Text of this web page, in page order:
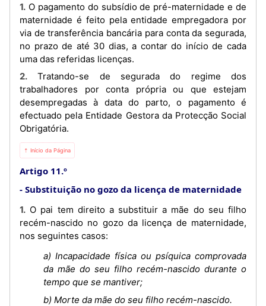
1. O pagamento do subsídio de pré-maternidade e de
maternidade é feito pela entidade empregadora por
via de transferência bancária para conta da segurada,
no prazo de até 30 dias, a contar do início de cada
uma das referidas licenças.
2. Tratando-se de segurada do regime dos
trabalhadores por conta própria ou que estejam
desempregadas à data do parto, o pagamento é
efectuado pela Entidade Gestora da Protecção Social
Obrigatória.
⇡ Início da Página
Artigo 11.º
Substituição no gozo da licença de maternidade
1. O pai tem direito a substituir a mãe do seu filho
recém-nascido no gozo da licença de maternidade,
nos seguintes casos:
a) Incapacidade física ou psíquica comprovada
da mãe do seu filho recém-nascido durante o
tempo que se mantiver;
b) Morte da mãe do seu filho recém-nascido.